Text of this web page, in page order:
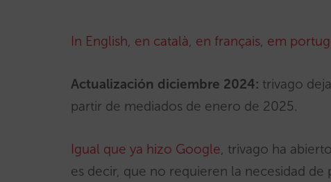
In English, en català, en français, em
Actualización diciembre 2024: trivago
partir de mediados de enero de 2025.
Igual que ya hizo Google, trivago ha
es decir, que no requieren la necesidad